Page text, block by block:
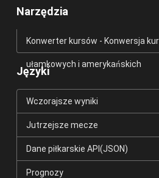
Narzędzia
Konwerter kursów - Konwersja
ułamkowych i amerykańskich
Języki
Wczorajsze wyniki
Jutrzejsze mecze
Dane piłkarskie API(JSON)
Prognozy